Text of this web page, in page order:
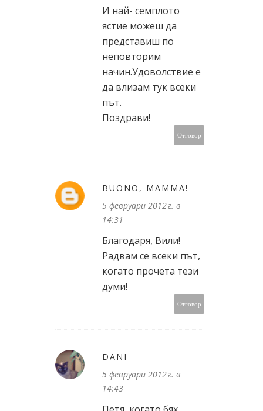
И най- семплото
ястие можеш да
представиш по
неповторим
начин.Удоволствие е
да влизам тук всеки
път.
Поздрави!
Отговор
BUONO, MAMMA!
5 февруари 2012 г. в
14:31
Благодаря, Вили!
Радвам се всеки път,
когато прочета тези
думи!
Отговор
DANI
5 февруари 2012 г. в
14:43